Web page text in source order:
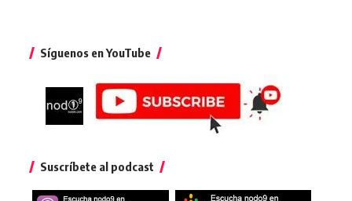
Síguenos en YouTube
Suscríbete al podcast